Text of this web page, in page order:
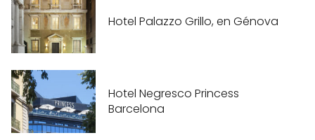
Hotel Palazzo Grillo, en Génova
Hotel Negresco Princess
Barcelona